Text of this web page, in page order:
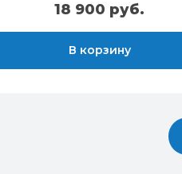
18 900 руб.
В корзину